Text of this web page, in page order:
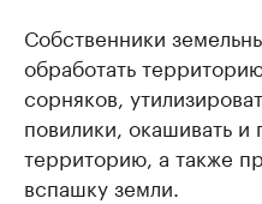
Собственники
обработать
сорняков,
повилики, окашивать и
территорию, а также
вспашку земли.